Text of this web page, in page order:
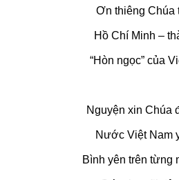
Ơn thiêng Chúa
Hồ Chí Minh –
“Hòn ngọc” của
Nguyện xin Chúa
Nước Việt Nam
Bình yên trên